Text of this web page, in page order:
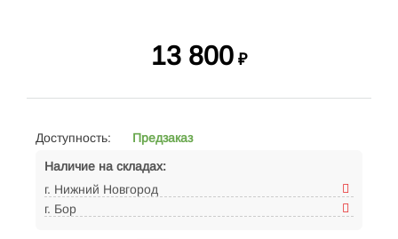
13 800 ₽
Доступность:
Предзаказ
Наличие на складах:
г. Нижний Новгород
г. Бор